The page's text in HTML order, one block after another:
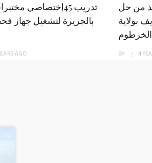
تدريب 45إختصاصي
بالجزيرة لتشغيل جهاز
AGO
من حل
بولاية
الخرطوم
BY 4